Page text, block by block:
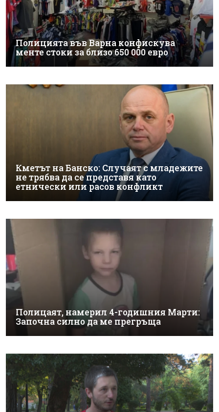
Полицията във Варна конфискува
менте стоки за близо 650 000 евро
Кметът на Банско: Случаят с младежите
не трябва да се представя като
етнически или расов конфликт
Полицаят, намерил 4-годишния Марти:
Започна силно да ме прегръща